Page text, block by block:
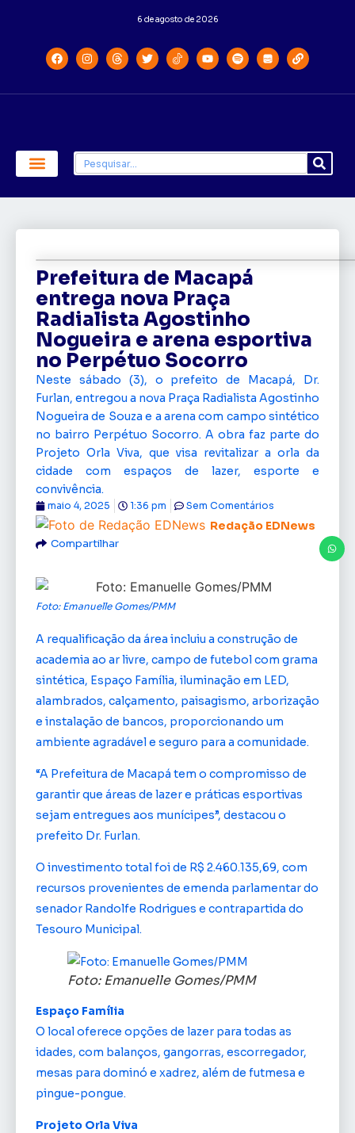
6 de agosto de 2026
Prefeitura de Macapá
entrega nova Praça
Radialista Agostinho
Nogueira e arena esportiva
no Perpétuo Socorro
Neste sábado (3), o prefeito de Macapá, Dr.
Furlan, entregou a nova Praça Radialista Agostinho
Nogueira de Souza e a arena com campo sintético
no bairro Perpétuo Socorro. A obra faz parte do
Projeto Orla Viva, que visa revitalizar a orla da
cidade com espaços de lazer, esporte e
convivência.
Redação EDNews
maio 4, 2025 1:36 pm Sem Comentários
Compartilhar
Foto: Emanuelle Gomes/PMM
A requalificação da área incluiu a construção de
academia ao ar livre, campo de futebol com grama
sintética, Espaço Família, iluminação em LED,
alambrados, calçamento, paisagismo, arborização
e instalação de bancos, proporcionando um
ambiente agradável e seguro para a comunidade.
“A Prefeitura de Macapá tem o compromisso de
garantir que áreas de lazer e práticas esportivas
sejam entregues aos munícipes”, destacou o
prefeito Dr. Furlan.
O investimento total foi de R$ 2.460.135,69, com
recursos provenientes de emenda parlamentar do
senador Randolfe Rodrigues e contrapartida do
Tesouro Municipal.
Foto: Emanuelle Gomes/PMM
Espaço Família
O local oferece opções de lazer para todas as
idades, com balanços, gangorras, escorregador,
mesas para dominó e xadrez, além de futmesa e
pingue-pongue.
Projeto Orla Viva